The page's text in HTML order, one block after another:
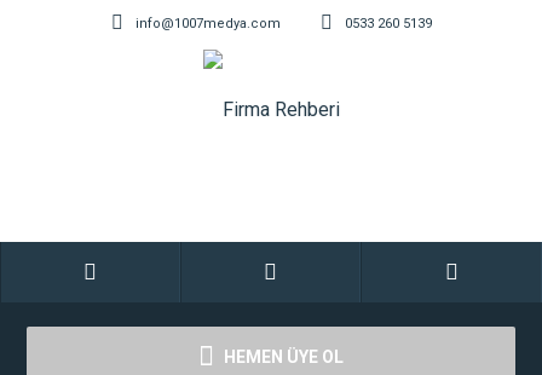
info@1007medya.com 0533 260 5139
HEMEN ÜYE OL